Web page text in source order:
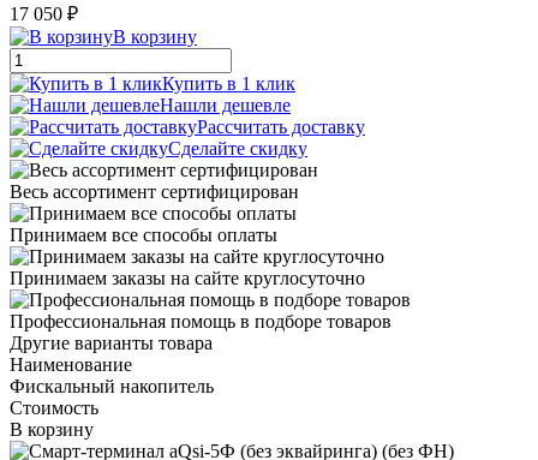
17 050 ₽
В корзину
Купить в 1 клик
Нашли дешевле
Рассчитать доставку
Сделайте скидку
Весь ассортимент сертифицирован
Принимаем все способы оплаты
Принимаем заказы на сайте круглосуточно
Профессиональная помощь в подборе товаров
Другие варианты товара
Наименование
Фискальный накопитель
Стоимость
В корзину